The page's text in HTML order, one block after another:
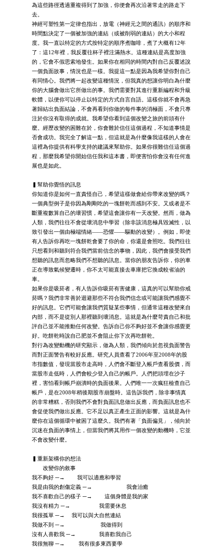
為這些路徑透過重複得到了加強，你便會再次沿著常走的路走下
去。
神經可塑性第一定律也指出，放電（神經元之間的通訊）的順序和
時間點決定了一個被加強的連結（或被削弱的連結）的大小和程
度。我一直以特定的方式按特定的順序煮咖啡，煮了大概有12年
了：這12年裡，我反覆往杯子裡注滿熱水。這種連結是高度加強
的，它會不假思索地發生。如果你在相同的時間內對自己反覆述說
一個負面故事，情況也是一樣。我提這一點是因為我希望你對自己
有同情心。我們將一起改變這種情況，但我真的想讓你明白為什麼
你的大腦會做出它所做出的事。我們需要對其進行重新編程和升級
軟體，以便你可以停止以特定的方式自言自語。這樣你就不會再急
著歸結出負面結論，不會再看到你做的每件事的消極面，不會只專
注於你沒有取得的成就。我希望你看到這個改變之旅的前頭有什
麼。經歷改變的困難在於，你會難於信任這個過程，不知道事情是
否會成功。我完全了解這一點，但這就是為什麼像我這樣的人會在
這裡為你提供有科學支持的建議來幫助你。如果你很難信任這個過
程，那麼我希望你開始信任我和這本書，即便害怕你會沒有任何進
展也是如此。
▍幫助你覺悟的訊息
你知道你是如何一直責怪自己，希望這樣做會給你帶來改變的嗎？
一個典型例子是你因為剛剛吃的一塊餅乾而感到不安。又或者是不
斷重複數算自己的壞習慣，希望這會讓你有一天改變。然而，做為
人類，我們往往不會從壞消息中學習（除非該消息極具毀滅性，以
致引發出一個由極端情緒——恐懼——驅動的改變）。例如，即使
有人告訴你再吃一塊餅乾會要了你的命，你還是會照吃。我們往往
只想看到和聽到符合我們當前信念的事物，因此，我們會接受我們
想聽的訊息而忽略我們不想聽的訊息。當你的朋友告訴你，你的車
正在導致氣候變遷時，你不太可能直接去車庫把它換成較省油的
車。
如果你是吸菸者，有人告訴你吸菸有害健康，這真的可以幫助你戒
菸嗎？我們非常善於迴避那些不符合我們信念或可能讓我們感覺不
好的訊息。它們可能會讓我們質疑某些事情，但通常這種改變來自
內部，而不是從別人那裡聽到壞消息。這就是為什麼苛責自己和批
評自己並不能推動任何改變。告訴自己你不夠好並不會讓你感覺更
好。吃餅乾時說自己肥並不會阻止你下次再吃餅乾。
對行為改變動機的研究顯示，做為人類，我們傾向於忽視負面警告
而對正面警告有較好反應。研究人員查看了2006年至2008年的股
市指數值，發現當股市走高時，人們會不斷登入帳戶查看股價，而
當股市走低時，人們會較少登入自己的帳戶。人們把頭埋在沙子
裡，害怕看到帳戶崩潰時的負面後果。人們唯一一次瘋狂檢查自己
帳戶，是在2008年稍後期股市崩盤時。這告訴我們，除非事情真
的非常糟糕，否則我們不會對負面訊息做出反應，而負面訊息也不
會促使我們做出反應。它不足以真正產生正面的影響。這就是為什
麼你在這個循環中被困了這麼久。我們有著「負面偏見」，傾向於
沉迷在負面的事情上，但當我們將其用作一個改變的動機時，它並
不會改變什麼。
▍重新架構你的想法
改變你的敘事
我不夠好 ─→ 我可以適應和學習
我是由我的創傷定義 ─→ 我會治癒
我不喜歡自己的樣子 ─→ 這個身體是我的家
我沒有精力 ─→ 我需要休息
我很孤單 ─→ 我可以與大自然連結
我做不到 ─→ 我做得到
沒有人喜歡我 ─→ 我喜歡我自己
我很無聊 ─→ 我有很多東西要學